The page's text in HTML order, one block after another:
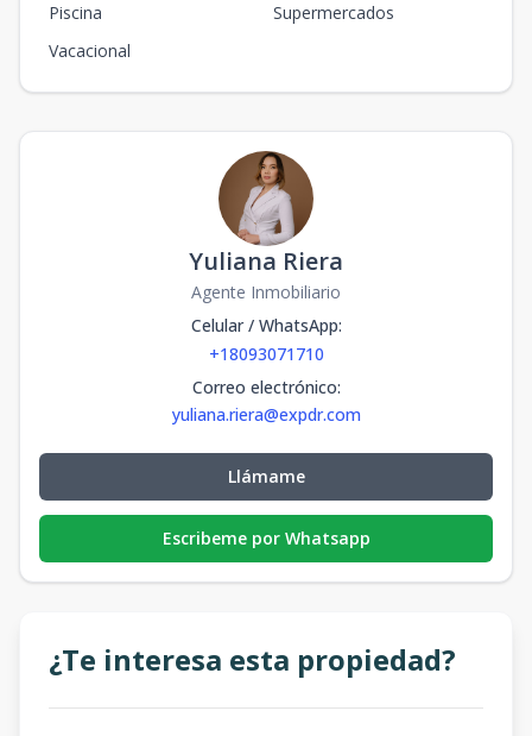
Piscina
Supermercados
Vacacional
Yuliana Riera
Agente Inmobiliario
Celular / WhatsApp:
+18093071710
Correo electrónico:
yuliana.riera@expdr.com
Llámame
Escribeme por Whatsapp
¿Te interesa esta propiedad?